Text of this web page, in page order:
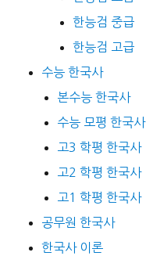
한능검 중급
한능검 고급
수능 한국사
본수능 한국사
수능 모평 한국사
고3 학평 한국사
고2 학평 한국사
고1 학평 한국사
공무원 한국사
한국사 이론